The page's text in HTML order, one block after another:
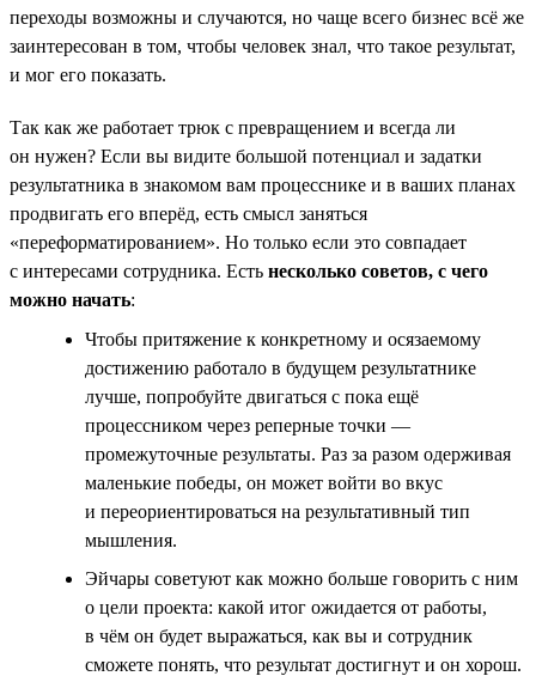
переходы возможны и случаются, но чаще всего бизнес всё же
заинтересован в том, чтобы человек знал, что такое результат,
и мог его показать.
Так как же работает трюк с превращением и всегда ли
он нужен? Если вы видите большой потенциал и задатки
результатника в знакомом вам процесснике и в ваших планах
продвигать его вперёд, есть смысл заняться
«переформатированием». Но только если это совпадает
с интересами сотрудника. Есть несколько советов, с чего
можно начать:
Чтобы притяжение к конкретному и осязаемому
достижению работало в будущем результатнике
лучше, попробуйте двигаться с пока ещё
процессником через реперные точки —
промежуточные результаты. Раз за разом одерживая
маленькие победы, он может войти во вкус
и переориентироваться на результативный тип
мышления.
Эйчары советуют как можно больше говорить с ним
о цели проекта: какой итог ожидается от работы,
в чём он будет выражаться, как вы и сотрудник
сможете понять, что результат достигнут и он хорош.